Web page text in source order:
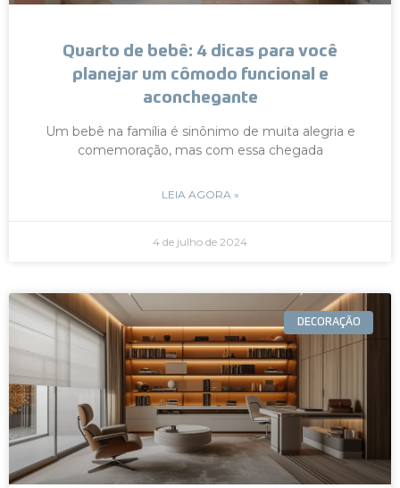
Quarto de bebê: 4 dicas para você
planejar um cômodo funcional e
aconchegante
Um bebê na família é sinônimo de muita alegria e
comemoração, mas com essa chegada
LEIA AGORA »
4 de julho de 2024
DECORAÇÃO